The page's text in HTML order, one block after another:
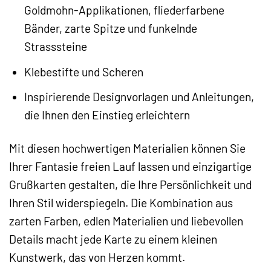
Goldmohn-Applikationen, fliederfarbene
Bänder, zarte Spitze und funkelnde
Strasssteine
Klebestifte und Scheren
Inspirierende Designvorlagen und Anleitungen,
die Ihnen den Einstieg erleichtern
Mit diesen hochwertigen Materialien können Sie
Ihrer Fantasie freien Lauf lassen und einzigartige
Grußkarten gestalten, die Ihre Persönlichkeit und
Ihren Stil widerspiegeln. Die Kombination aus
zarten Farben, edlen Materialien und liebevollen
Details macht jede Karte zu einem kleinen
Kunstwerk, das von Herzen kommt.